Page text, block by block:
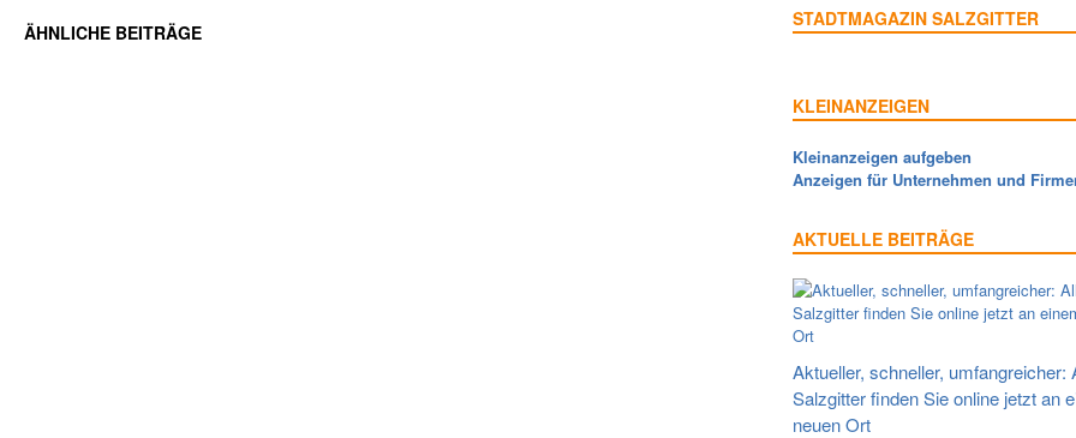
ÄHNLICHE BEITRÄGE
STADTMAGAZIN SALZGITTER
KLEINANZEIGEN
Kleinanzeigen aufgeben
Anzeigen für Unternehmen und
AKTUELLE BEITRÄGE
Aktueller, schneller, umfangreicher:
Salzgitter finden Sie online jetzt an
neuen Ort